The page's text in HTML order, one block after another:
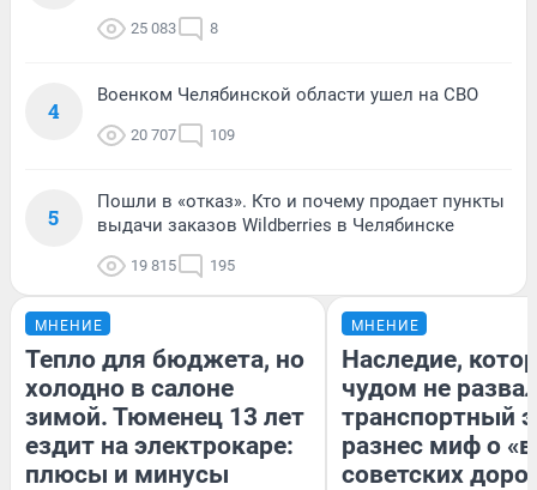
25 083 8
4
Военком Челябинской области ушел на СВО
20 707 109
5
Пошли в «отказ». Кто и почему продает пункты
выдачи заказов Wildberries в Челябинске
19 815 195
МНЕНИЕ
Тепло для бюджета, но
холодно в салоне
зимой. Тюменец 13 лет
ездит на электрокаре:
плюсы и минусы
МНЕНИЕ
Наследие,
чудом не
транспортный
разнес миф о
советских